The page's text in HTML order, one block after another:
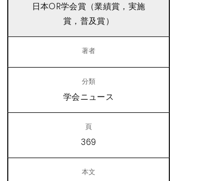
日本OR学会賞（業績賞，実施
賞，普及賞）
学会ニュース
369